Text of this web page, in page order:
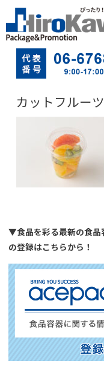
カットフルー
▼食品を彩る最新の食品
の登録はこちらから！